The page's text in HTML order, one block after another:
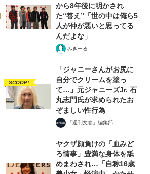
から8年後に明かされ
た“答え”「世の中は俺ら5
人が仲が悪いと思ってる
んだよな」
みきーる
SCOOP!
「ジャニーさんがお尻に
自分でクリームを塗っ
て…」元ジャニーズJr. 石
丸志門氏が求められたお
ぞましい性行為
「週刊文春」編集部
ヤクザ顔負けの「血みど
ろ情事」豊満な身体を舐
めまわされ…「自称16歳